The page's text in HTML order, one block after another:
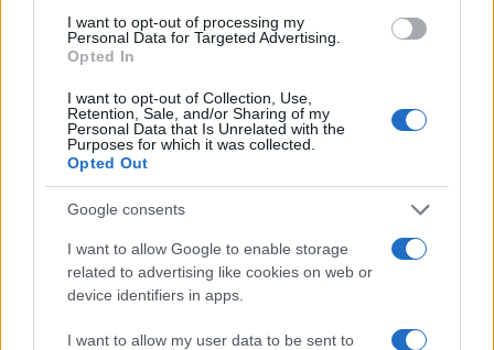
I want to opt-out of processing my
Personal Data for Targeted Advertising.
Opted In
I want to opt-out of Collection, Use,
Retention, Sale, and/or Sharing of my
Personal Data that Is Unrelated with the
Purposes for which it was collected.
Opted Out
Google consents
I want to allow Google to enable storage
related to advertising like cookies on web or
device identifiers in apps.
I want to allow my user data to be sent to
Cash management personale con il sistema a bucket: guida
operativa
FINANZA